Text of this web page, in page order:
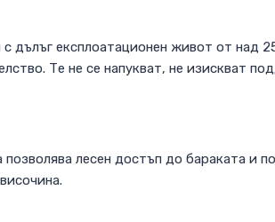
дълъг експлоатационен живот от над
Те не се напукват, не изискват
лесен достъп до бараката и